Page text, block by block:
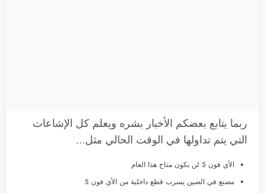
ربما يتابع بعضكم الأخبار بشره ويعلم كل الإشاعات
التي يتم تداولها في الوقت الحالي مثل…
الأي فون 5 لن يكون متاح هذا العام
مصنع في الصين يسرب قطع داخلية من الأي فون 5